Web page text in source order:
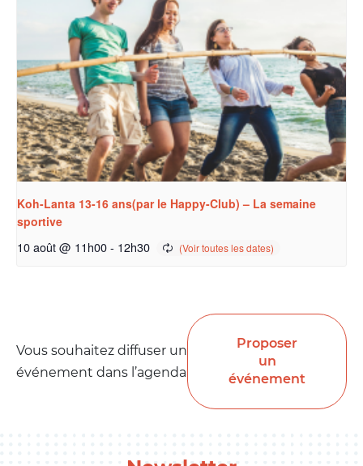
Koh-Lanta 13-16 ans(par le Happy-Club) – La semaine
sportive
10 août @ 11h00- 12h30
Vous souhaitez diffuser un
événement dans l’agenda
Proposer
un
événement